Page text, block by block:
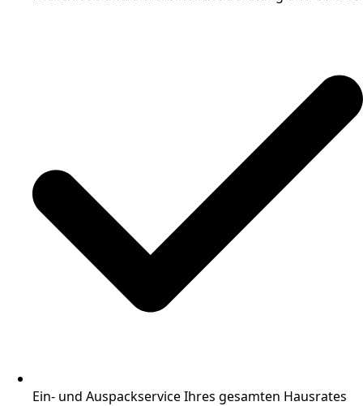
Ein- und Auspackservice Ihres gesamten Hausrates